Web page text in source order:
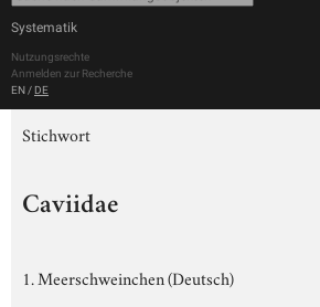
Systematik
Nutzungsrechte
Anmelden zur Recherche
EN / DE
Stichwort
Caviidae
1. Meerschweinchen (Deutsch)